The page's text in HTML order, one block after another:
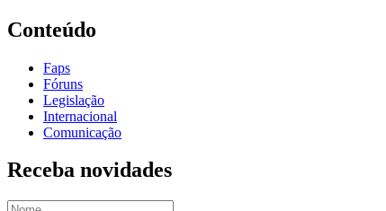
Conteúdo
Faps
Fóruns
Legislação
Internacional
Comunicação
Receba novidades